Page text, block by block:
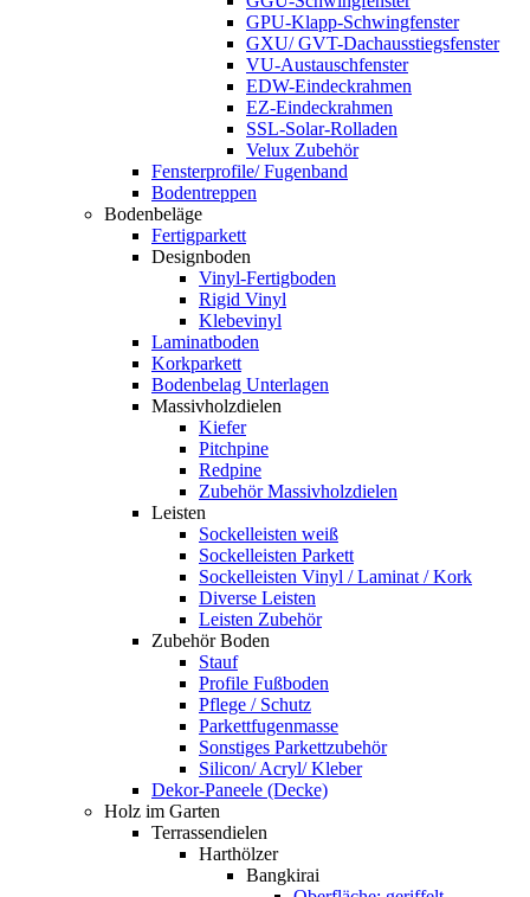
GPU-Klapp-Schwingfenster
GXU/ GVT-Dachausstiegsfenster
VU-Austauschfenster
EDW-Eindeckrahmen
EZ-Eindeckrahmen
SSL-Solar-Rolladen
Velux Zubehör
Fensterprofile/ Fugenband
Bodentreppen
Bodenbeläge
Fertigparkett
Designboden
Vinyl-Fertigboden
Rigid Vinyl
Klebevinyl
Laminatboden
Korkparkett
Bodenbelag Unterlagen
Massivholzdielen
Kiefer
Pitchpine
Redpine
Zubehör Massivholzdielen
Leisten
Sockelleisten weiß
Sockelleisten Parkett
Sockelleisten Vinyl / Laminat / Kork
Diverse Leisten
Leisten Zubehör
Zubehör Boden
Stauf
Profile Fußboden
Pflege / Schutz
Parkettfugenmasse
Sonstiges Parkettzubehör
Silicon/ Acryl/ Kleber
Dekor-Paneele (Decke)
Holz im Garten
Terrassendielen
Harthölzer
Bangkirai